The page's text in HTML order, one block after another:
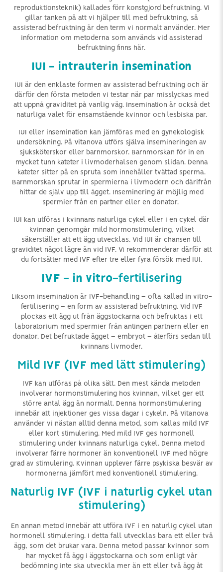
reproduktionsteknik) kallades förr konstgjord befruktning. Vi
gillar tanken på att vi hjälper till med befruktning, så
assisterad befruktning är den term vi normalt använder. Mer
information om metoderna som används vid assisterad
befruktning finns här.
IUI - intrauterin insemination
IUI är den enklaste formen av assisterad befruktning och är
därför den första metoden vi testar när par misslyckas med
att uppnå graviditet på vanlig väg. Insemination är också det
naturliga valet för ensamstående kvinnor och lesbiska par.
IUI eller insemination kan jämföras med en gynekologisk
undersökning. På Vitanova utförs själva insemineringen av
sjuksköterskor eller barnmorskor. Barnmorskan för in en
mycket tunn kateter i livmoderhalsen genom slidan. Denna
kateter sitter på en spruta som innehåller tvättad sperma.
Barnmorskan sprutar in spermierna i livmodern och därifrån
hittar de själv upp till ägget. Inseminering är möjlig med
spermier från en partner eller en donator.
IUI kan utföras i kvinnans naturliga cykel eller i en cykel där
kvinnan genomgår mild hormonstimulering, vilket
säkerställer att ett ägg utvecklas. Vid IUI är chansen till
graviditet något lägre än vid IVF. Vi rekommenderar därför att
du fortsätter med IVF efter tre eller fyra försök med IUI.
IVF - in vitro-fertilisering
Liksom insemination är IVF-behandling – ofta kallad in vitro-
fertilisering – en form av assisterad befruktning. Vid IVF
plockas ett ägg ut från äggstockarna och befruktas i ett
laboratorium med spermier från antingen partnern eller en
donator. Det befruktade ägget – embryot – återförs sedan till
kvinnans livmoder.
Mild IVF (IVF med lätt stimulering)
IVF kan utföras på olika sätt. Den mest kända metoden
involverar hormonstimulering hos kvinnan, vilket ger ett
större antal ägg än normalt. Denna hormonstimulering
innebär att injektioner ges vissa dagar i cykeln. På Vitanova
använder vi nästan alltid denna metod, som kallas mild IVF
eller kort stimulering. Med mild IVF ges hormonell
stimulering under kvinnans naturliga cykel. Denna metod
involverar färre hormoner än konventionell IVF med högre
grad av stimulering. Kvinnan upplever färre psykiska besvär av
hormonerna jämfört med konventionell stimulering.
Naturlig IVF (IVF i naturlig cykel utan
stimulering)
En annan metod innebär att utföra IVF i en naturlig cykel utan
hormonell stimulering. I detta fall utvecklas bara ett eller två
ägg, som det brukar vara. Denna metod passar kvinnor som
har mycket få ägg i äggstockarna och som enligt vår
bedömning inte ska utveckla mer än ett eller två ägg åt